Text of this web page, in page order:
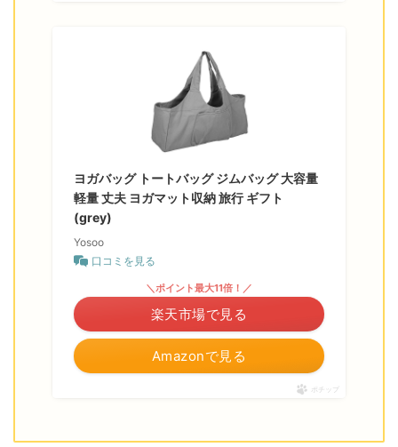
ヨガバッグ トートバッグ ジムバッグ 大容量
軽量 丈夫 ヨガマット収納 旅行 ギフト
(grey)
Yosoo
口コミを見る
Amazonで見る
＼ポイント最大11倍！／
楽天市場で見る
ポチップ